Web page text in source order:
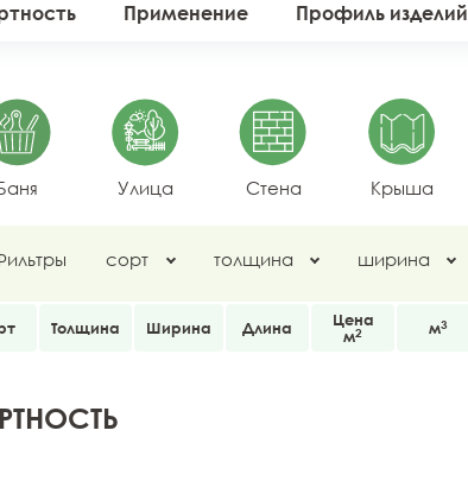
Применение Профиль изделий
Улица Стена Крыша
сорт толщина ширина
Толщина Ширина Длина
Цена
м2 м3